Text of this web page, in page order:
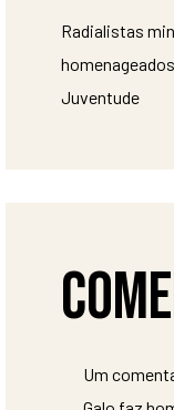
Radialistas
Juventude
Um